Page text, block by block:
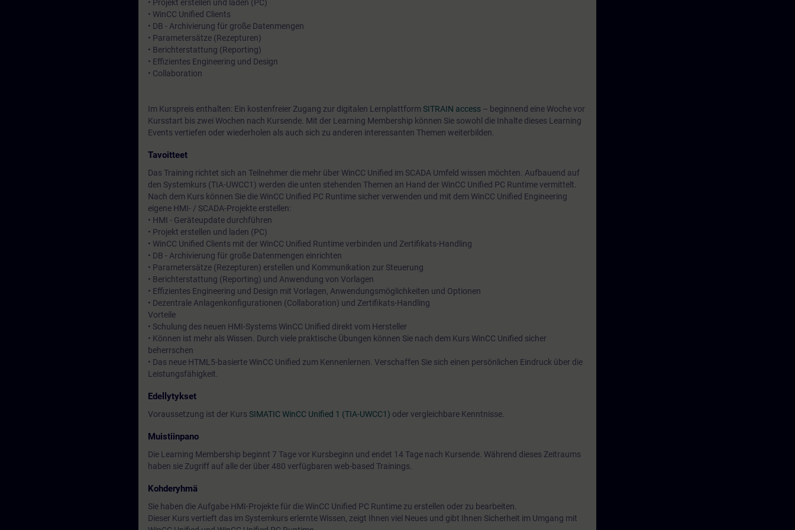
• Projekt erstellen und laden (PC)
• WinCC Unified Clients
• DB - Archivierung für große Datenmengen
• Parametersätze (Rezepturen)
• Berichterstattung (Reporting)
• Effizientes Engineering und Design
• Collaboration
Im Kurspreis enthalten: Ein kostenfreier Zugang zur digitalen Lernplattform SITRAIN access – beginnend eine Woche vor
Kursstart bis zwei Wochen nach Kursende. Mit der Learning Membership können Sie sowohl die Inhalte dieses Learning
Events vertiefen oder wiederholen als auch sich zu anderen interessanten Themen weiterbilden.
Tavoitteet
Das Training richtet sich an Teilnehmer die mehr über WinCC Unified im SCADA Umfeld wissen möchten. Aufbauend auf
den Systemkurs (TIA-UWCC1) werden die unten stehenden Themen an Hand der WinCC Unified PC Runtime vermittelt.
Nach dem Kurs können Sie die WinCC Unified PC Runtime sicher verwenden und mit dem WinCC Unified Engineering
eigene HMI- / SCADA-Projekte erstellen:
• HMI - Geräteupdate durchführen
• Projekt erstellen und laden (PC)
• WinCC Unified Clients mit der WinCC Unified Runtime verbinden und Zertifikats-Handling
• DB - Archivierung für große Datenmengen einrichten
• Parametersätze (Rezepturen) erstellen und Kommunikation zur Steuerung
• Berichterstattung (Reporting) und Anwendung von Vorlagen
• Effizientes Engineering und Design mit Vorlagen, Anwendungsmöglichkeiten und Optionen
• Dezentrale Anlagenkonfigurationen (Collaboration) und Zertifikats-Handling
Vorteile
• Schulung des neuen HMI-Systems WinCC Unified direkt vom Hersteller
• Können ist mehr als Wissen. Durch viele praktische Übungen können Sie nach dem Kurs WinCC Unified sicher
beherrschen
• Das neue HTML5-basierte WinCC Unified zum Kennenlernen. Verschaffen Sie sich einen persönlichen Eindruck über die
Leistungsfähigkeit.
Edellytykset
Voraussetzung ist der Kurs SIMATIC WinCC Unified 1 (TIA-UWCC1) oder vergleichbare Kenntnisse.
Muistiinpano
Die Learning Membership beginnt 7 Tage vor Kursbeginn und endet 14 Tage nach Kursende. Während dieses Zeitraums
haben sie Zugriff auf alle der über 480 verfügbaren web-based Trainings.
Kohderyhmä
Sie haben die Aufgabe HMI-Projekte für die WinCC Unified PC Runtime zu erstellen oder zu bearbeiten.
Dieser Kurs vertieft das im Systemkurs erlernte Wissen, zeigt Ihnen viel Neues und gibt Ihnen Sicherheit im Umgang mit